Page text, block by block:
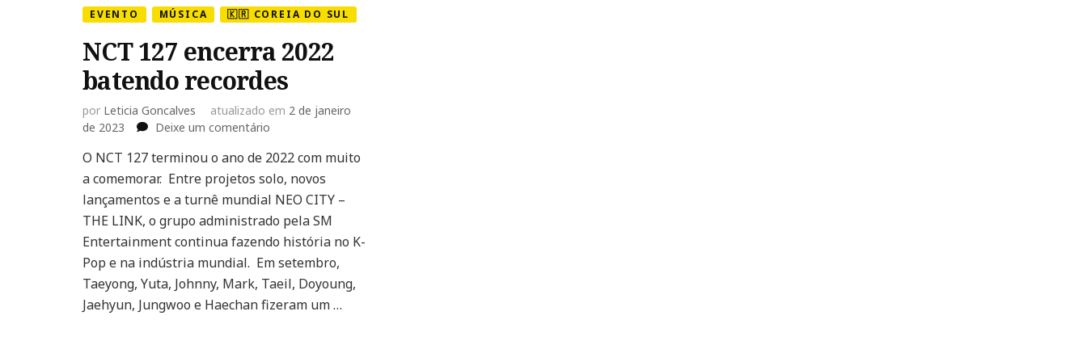
EVENTO MÚSICA 🇰🇷 COREIA DO SUL
NCT 127 encerra 2022
batendo recordes
por Leticia Goncalves atualizado em 2 de janeiro
de 2023
Deixe um comentário
127
encerra
2022
recordes
O NCT 127 terminou o ano de 2022 com muito
a comemorar. Entre projetos solo, novos
lançamentos e a turnê mundial NEO CITY –
THE LINK, o grupo administrado pela SM
Entertainment continua fazendo história no K-
Pop e na indústria mundial. Em setembro,
Taeyong, Yuta, Johnny, Mark, Taeil, Doyoung,
Jaehyun, Jungwoo e Haechan fizeram um …